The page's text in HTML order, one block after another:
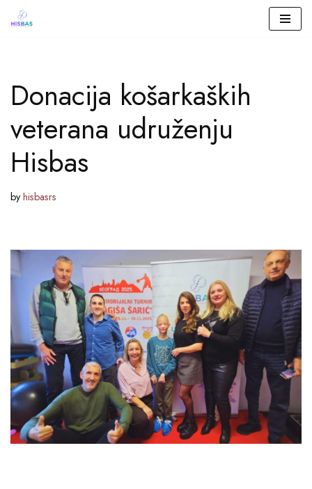
content
Donacija košarkaških
veterana udruženju
Hisbas
byhisbasrs